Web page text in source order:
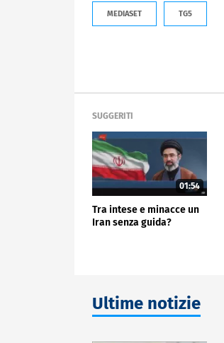
MEDIASET TG5
SUGGERITI
01:54
Tra intese e minacce un
Iran senza guida?
Ultime notizie